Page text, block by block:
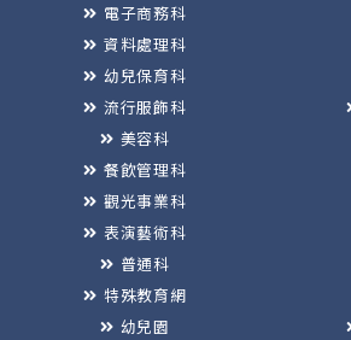
電子商務科
資料處理科
幼兒保育科
流行服飾科
美容科
餐飲管理科
觀光事業科
表演藝術科
普通科
特殊教育網
幼兒園